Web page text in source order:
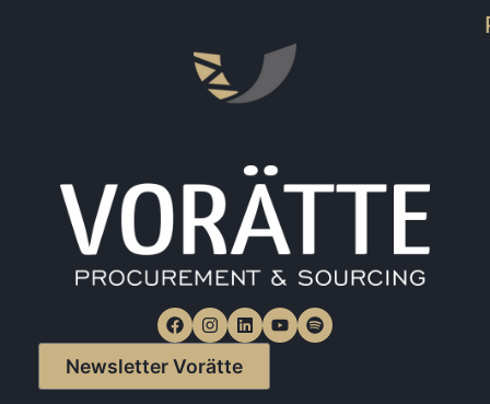
Newsletter Vorätte